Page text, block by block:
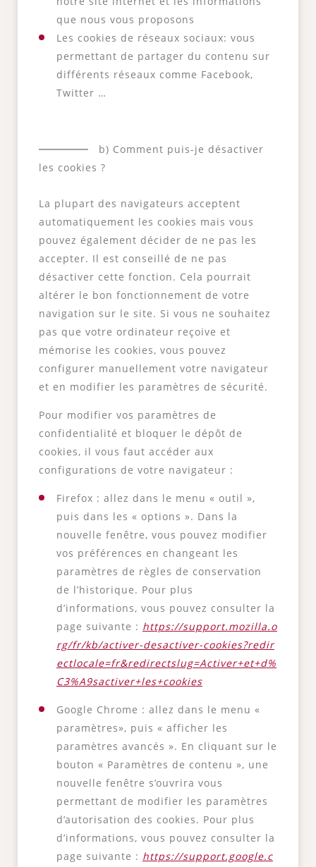
que nous vous proposons
Les cookies de réseaux sociaux: vous
permettant de partager du contenu sur
différents réseaux comme Facebook,
Twitter …
b) Comment puis-je désactiver
les cookies ?
La plupart des navigateurs acceptent
automatiquement les cookies mais vous
pouvez également décider de ne pas les
accepter. Il est conseillé de ne pas
désactiver cette fonction. Cela pourrait
altérer le bon fonctionnement de votre
navigation sur le site. Si vous ne souhaitez
pas que votre ordinateur reçoive et
mémorise les cookies, vous pouvez
configurer manuellement votre navigateur
et en modifier les paramètres de sécurité.
Pour modifier vos paramètres de
confidentialité et bloquer le dépôt de
cookies, il vous faut accéder aux
configurations de votre navigateur :
Firefox : allez dans le menu « outil »,
puis dans les « options ». Dans la
nouvelle fenêtre, vous pouvez modifier
vos préférences en changeant les
paramètres de règles de conservation
de l’historique. Pour plus
d’informations, vous pouvez consulter la
page suivante : https://support.mozilla.o
rg/fr/kb/activer-desactiver-cookies?redir
ectlocale=fr&redirectslug=Activer+et+d%
C3%A9sactiver+les+cookies
Google Chrome : allez dans le menu «
paramètres», puis « afficher les
paramètres avancés ». En cliquant sur le
bouton « Paramètres de contenu », une
nouvelle fenêtre s’ouvrira vous
permettant de modifier les paramètres
d’autorisation des cookies. Pour plus
d’informations, vous pouvez consulter la
page suivante : https://support.google.c